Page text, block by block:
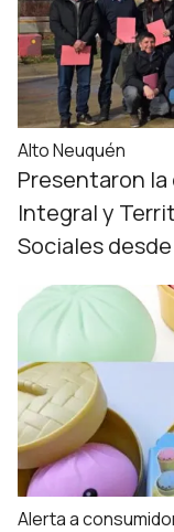
Alto Neuquén
Presentaron la
Integral y
Sociales
Alerta a